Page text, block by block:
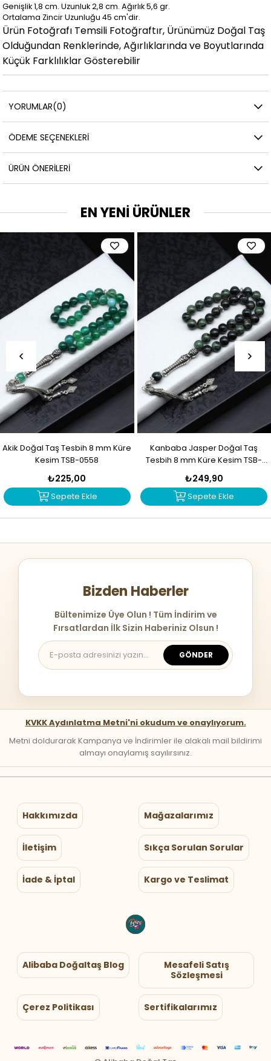
Genişlik 1,8 cm. Uzunluk 2,8cm. Ağırlık 5,6 gr.
Ortalama Zincir Uzunluğu 45 cm'dir.
Ürün Fotoğrafı Temsili Fotoğraftır, Ürünümüz Doğal Taş
Olduğundan Renklerinde, Ağırlıklarında ve Boyutlarında
Küçük Farklılıklar Gösterebilir
YORUMLAR(0)
ÖDEME SEÇENEKLERI
ÜRÜN ÖNERILERI
EN YENİ ÜRÜNLER
Akik Doğal Taş Tesbih 8 mm Küre
Kesim TSB-0558
₺225,00
Sepete Ekle
Kanbaba Jasper Doğal Taş
Tesbih 8 mm Küre Kesim TSB-
0557
₺249,90
Sepete Ekle
Bizden Haberler
Bültenimize Üye Olun ! Tüm İndirim ve
Fırsatlardan İlk Sizin Haberiniz Olsun !
GÖNDER
KVKK Aydınlatma Metni'ni okudum ve onaylıyorum.
Metni doldurarak Kampanya ve İndirimler ile alakalı mail bildirimi
almayı onaylamış sayılırsınız.
Hakkımızda Mağazalarımız
İletişim Sıkça Sorulan Sorular
İade & İptal Kargo ve Teslimat
Alibaba Doğaltaş Blog
Mesafeli Satış
Sözleşmesi
Çerez Politikası Sertifikalarımız